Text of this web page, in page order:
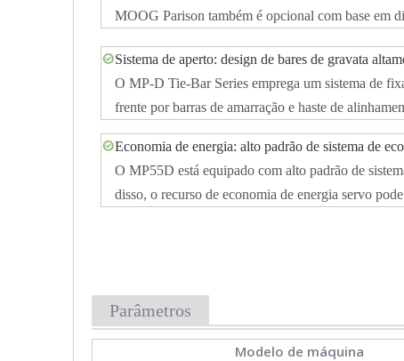
MOOG Parison também é opcional com base em
Sistema de aperto: design de bares de gravata
O MP-D Tie-Bar Series emprega um sistema de
frente por barras de amarração e haste de
Economia de energia: alto padrão de sistema de
O MP55D está equipado com alto padrão de
disso, o recurso de economia de energia servo
Parâmetros
Modelo de máquina